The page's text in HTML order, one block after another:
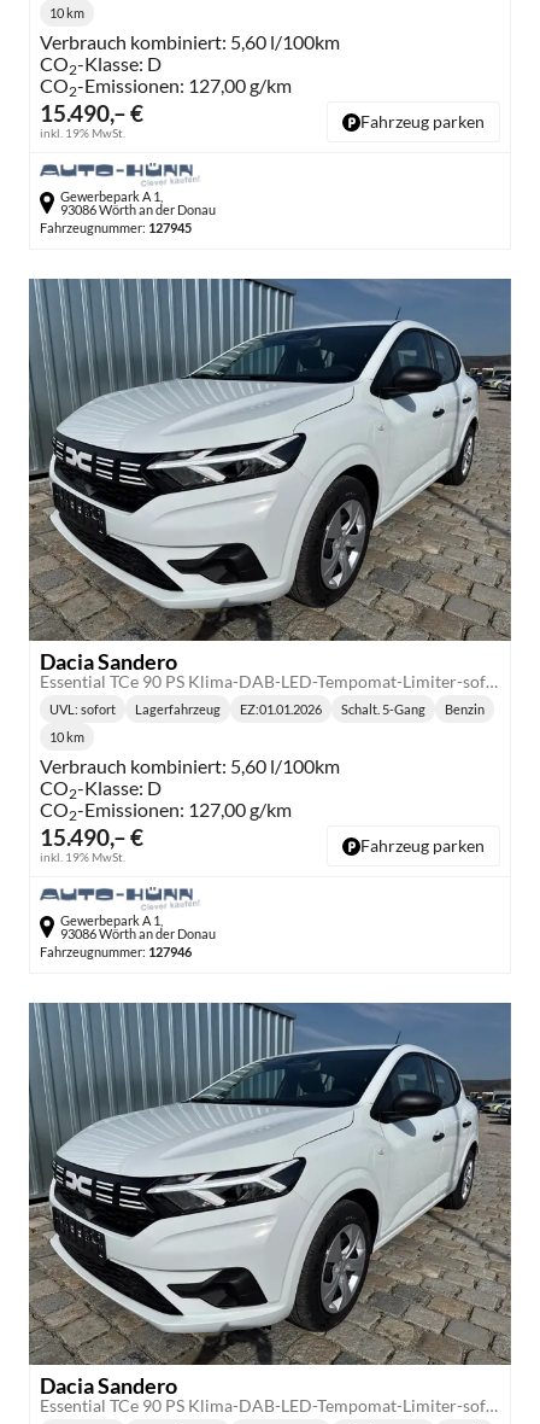
15.490,– €
inkl. 19% MwSt.
10 km
Verbrauch kombiniert: 5,60 l/100km
CO2-Klasse: D
CO2-Emissionen: 127,00 g/km
Fahrzeug parken
Gewerbepark A 1,
93086 Wörth an der Donau
Fahrzeugnummer: 127945
Dacia Sandero
Essential TCe 90 PS Klima-DAB-LED-Tempomat-Limiter-sofort
15.490,– €
inkl. 19% MwSt.
UVL : sofort Lagerfahrzeug EZ:01.01.2026
Getriebe:
Schalt. 5-Gang Benzin
10 km
Verbrauch kombiniert: 5,60 l/100km
CO2-Klasse: D
CO2-Emissionen: 127,00 g/km
Fahrzeug parken
Gewerbepark A 1,
93086 Wörth an der Donau
Fahrzeugnummer: 127946
Dacia Sandero
Essential TCe 90 PS Klima-DAB-LED-Tempomat-Limiter-sofort